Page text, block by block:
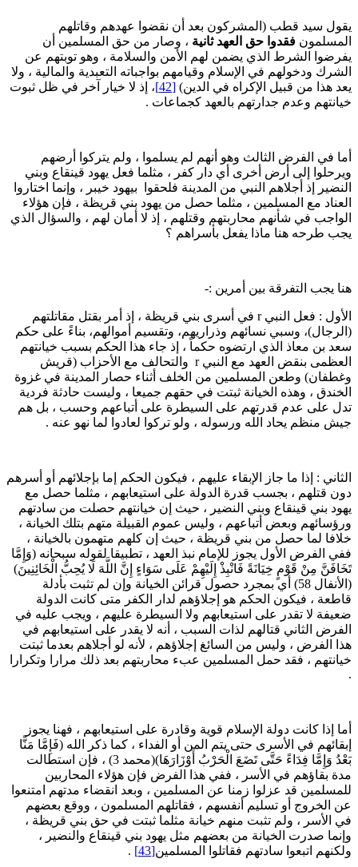
سيد قطب (المشركون بعد أن نقضوا عهدهم وقاتلهم
فقدوا حق العهد ثانية، وصار من حق المسلمين أن
الشرط الذي يضمن لهم الأمن والسلامة ، وهو توبتهم عن
ودخولهم في الإسلام وقيامهم بواجباته التعبدية والمالية ، ولا
هذا من قبيل الإكراه في الدين)[42]
، إذ لا خيار آخر في ظل ثبوت
وعدم جدارتهم بالعهد كجماعات .
في الفرض الثالث وهو أنهم لم يسلموا ، ولم يتركوا أرضهم
إلى أرض أخرى أي دار كفر ، مثلما فعل يهود قينقاع وبني
إذ أجلاهم النبي من المدينة فلحقوا بيهود خيبر ، وإنما اختاروا
مع المسلمين ، مثلما حصل من يهود بني قريظة ، فإن هؤلاء
في شأنهم محاربتهم وقتلهم ، إذ لا أمان لهم ، والسؤال الذي
طرحه هنا ماذا يفعل بأسراهم ؟
يجب التفرقة بين أمرين :-
الأول : فعل النبي r في أسرى بني قريظة ، إذ أمر بقتل مقاتلتهم
وسبي نسائهم وذراريهم، وتقسيم أموالهم، بناءً على حكم
بن معاذ الذي ارتضوه حكماً ، إذ جاء هذا الحكم بسبب خيانتهم
العظمى بنقض العهد مع النبي r والتحالف مع الأحزاب (قريش
وطعن المسلمين من الخلف أثناء حصار المدينة في غزوة
، وهذه الخيانة ثبتت في حقهم جميعا ، وليست حادثة فردية
على عدم قدرتهم على السيطرة على أتباعهم وحسب ، بل هم
منظم يحاد الله ورسوله ، ولو تركوا لعادوا لما نهو عنه .
: إذا ما جاز الإبقاء عليهم ، فيكون الحكم إما بإجلائهم أو أسرهم
قتلهم ، بجسب قدرة الدولة على استيعابهم ، مثلما حصل مع
بني قينقاع وبني النضير ، حيث إن خيانتهم حصلت من سادتهم
وبعض أتباعهم ، وليس عموم القبيلة متهم بتلك الخيانة ،
لما حصل من بني قريظة ، حيث إن كلهم متهمون بالخيانة ،
الفرض الأول يجوز للإمام نبذ العهد ، تطبيقا لقوله سبحانه (وَإِمَّا
مِنْ قَوْمٍ خِيَانَةً فَانْبِذْ إِلَيْهِمْ عَلَى سَوَاءٍ إِنَّ اللَّهَ لَا يُحِبُّ الْخَائِنِينَ)
(الأنفال 58) أي بمجرد حصول قرائن الخيانة وإن لم تثبت بأدلة
، فيكون الحكم هو إجلاؤهم لدار الكفر متى كانت الدولة
لا تقدر على استيعابهم ولا السيطرة عليهم ، ويجب عليه في
الثاني قتالهم لذات السبب ، أنه لا يقدر على استيعابهم في
الفرض ، وليس من السائغ إجلاؤهم ، لأنه لو أجلاهم بعدما ثبتت
، فقد حمل المسلمين عبء محاربتهم بعد ذلك مرارا وتكرارا
إذا كانت دولة الإسلام قوية وقادرة على استيعابهم ، فهنا يجوز
في الأسرى حتى يتم المن أو الفداء ، كما ذكر الله (فَإِمَّا مَنًّا
بَعْدُ وَإِمَّا فِدَاءً حَتَّى تَضَعَ الْحَرْبُ أَوْزَارَهَا)(محمد 3) ، فإن استطالت
بقاؤهم في الأسر ، ففي هذا الفرض فإن هؤلاء المحاربين
قد عزلوا زمنا عن المسلمين ، وبعد انقضاء مدتهم امتنعوا
الخروج أو تسليم أنفسهم ، فقاتلهم المسلمون ، ووقع بعضهم
الأسر ، ولم تثبت منهم خيانة مثلما ثبتت في حق بني قريظة ،
صدرت الخيانة من بعضهم مثل يهود بني قينقاع والنضير ،
اتبعوا سادتهم فقاتلوا المسلمين[43]
.